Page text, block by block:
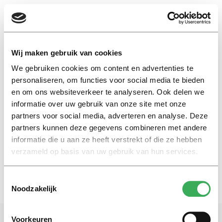
Wij maken gebruik van cookies
We gebruiken cookies om content en advertenties te
personaliseren, om functies voor social media te bieden
en om ons websiteverkeer te analyseren. Ook delen we
informatie over uw gebruik van onze site met onze
partners voor social media, adverteren en analyse. Deze
partners kunnen deze gegevens combineren met andere
informatie die u aan ze heeft verstrekt of die ze hebben
verzameld op basis van uw gebruik van hun services.
Noodzakelijk
Voorkeuren
EN
onderfinanciering
Nieuws
‘Duizend actievoerders’ in Den
Haag, maar komt de minister?
13 december 2018